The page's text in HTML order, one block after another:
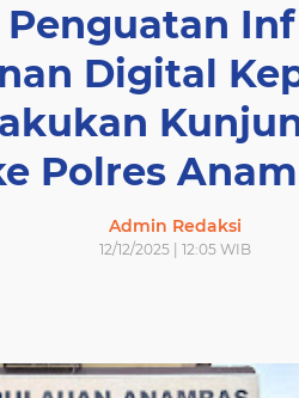
Penguatan
Digital
Polres
Admin Redaksi
12/12/2025 | 12:05 WIB